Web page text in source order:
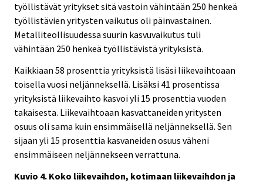
työllistävät yritykset sitä vastoin vähintään 250 henkeä
työllistävien yritysten vaikutus oli päinvastainen.
Metalliteollisuudessa suurin kasvuvaikutus tuli
vähintään 250 henkeä työllistävistä yrityksistä.
Kaikkiaan 58 prosenttia yrityksistä lisäsi liikevaihtoaan
toisella vuosi neljänneksellä. Lisäksi 41 prosentissa
yrityksistä liikevaihto kasvoi yli 15 prosenttia vuoden
takaisesta. Liikevaihtoaan kasvattaneiden yritysten
osuus oli sama kuin ensimmäisellä neljänneksellä. Sen
sijaan yli 15 prosenttia kasvaneiden osuus väheni
ensimmäiseen neljännekseen verrattuna.
Kuvio 4. Koko liikevaihdon, kotimaan liikevaihdon ja